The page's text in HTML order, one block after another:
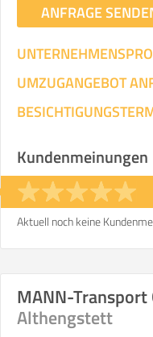
ANFRAGE
UMZUGANGEBOT
Kundenmeinungen
Aktuell noch keine
MANN-Transport
Althengstett